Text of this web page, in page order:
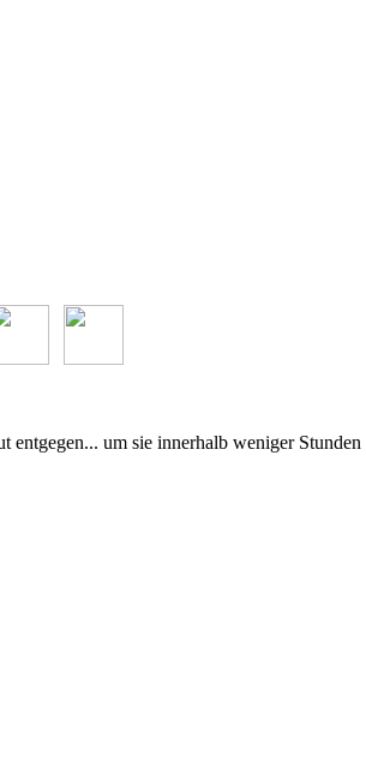
um sie innerhalb weniger